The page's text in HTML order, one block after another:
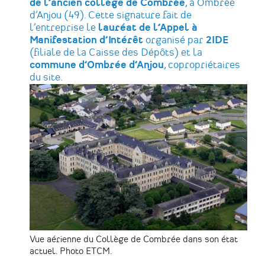
de l’ancien collège de Combrée, à Ombrée
d’Anjou (49). Cette signature fait de
l’entreprise le lauréat de l’Appel à
Manifestation d’Intérêt organisé par 2IDE
(filiale de la Caisse des Dépôts) et la
commune d’Ombrée d’Anjou, copropriétaires
du site.
Vue aérienne du Collège de Combrée dans son état
actuel. Photo ETCM.